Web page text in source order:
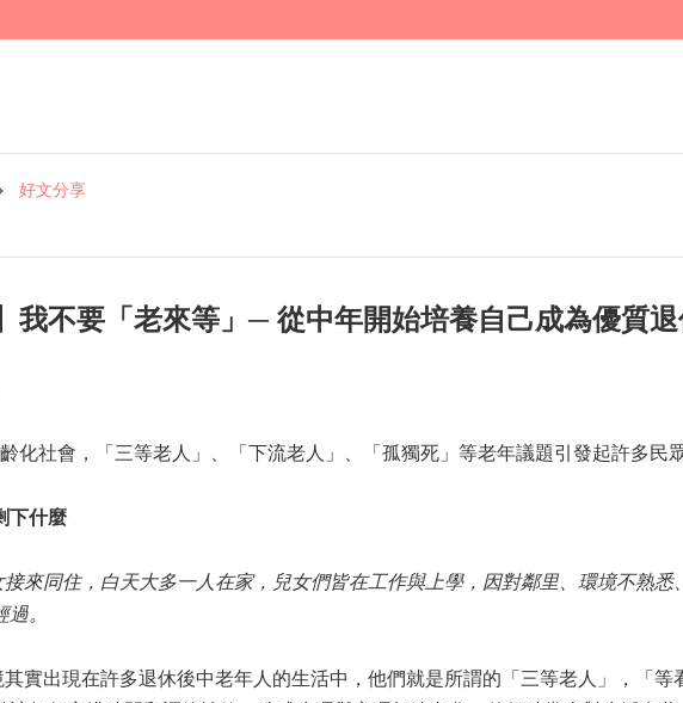
好文分享
我不要「老來等」─ 從中年開始培養自己成為優質
社會，「三等老人」、「下流老人」、「孤獨死」等老年議題引發起許多民
下什麼
同住，白天大多一人在家，兒女們皆在工作與上學，因對鄰里、環境不熟悉
。
出現在許多退休後中老年人的生活中，他們就是所謂的「三等老人」，「等